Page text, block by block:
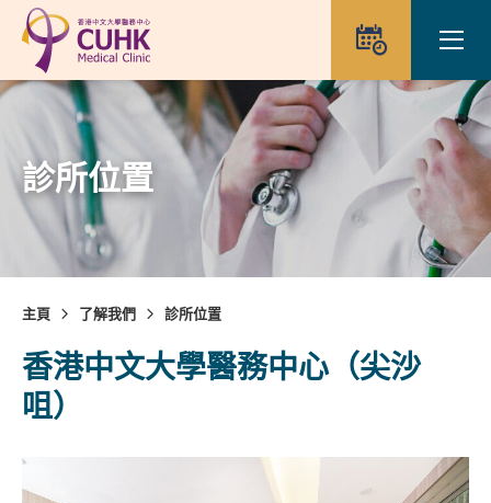
Skip to main content
預約
診所位置
主頁 了解我們 診所位置
香港中文大學醫務中心（尖沙
咀）